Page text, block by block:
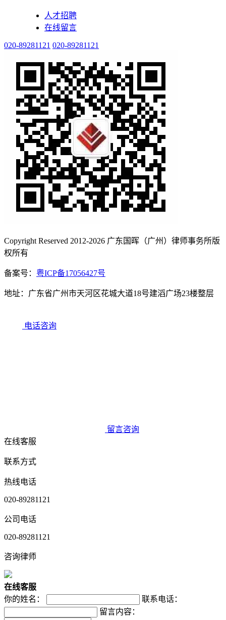
人才招聘
在线留言
020-89281121 020-89281121
Copyright Reserved 2012-2026 广东国晖（广州）律师事务所版
权所有
备案号： 粤ICP备17056427号
地址：广东省广州市天河区花城大道18号建滔广场23楼整层
电话咨询
留言咨询
在线客服
联系方式
热线电话
020-89281121
公司电话
020-89281121
咨询律师
在线客服
你的姓名：
联系电话：
留言内容：